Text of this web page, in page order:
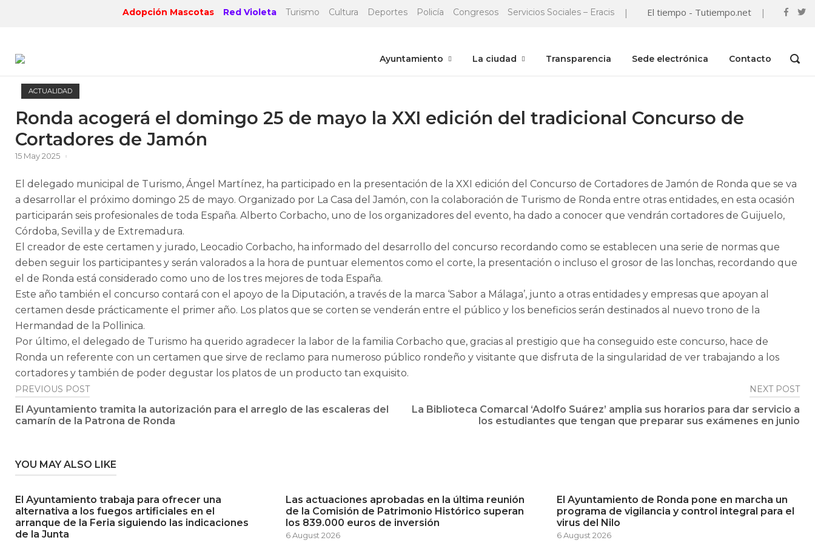
Adopción Mascotas Red Violeta Turismo Cultura Deportes Policía Congresos Servicios Sociales – Eracis | El tiempo - Tutiempo.net |
Ayuntamiento La ciudad Transparencia Sede electrónica Contacto
OPEN
ACTUALIDAD
Ronda acogerá el domingo 25 de mayo la XXI edición del tradicional Concurso de
Cortadores de Jamón
15 May 2025
El delegado municipal de Turismo, Ángel Martínez, ha participado en la presentación de la XXI edición del Concurso de Cortadores de Jamón de Ronda que se va
a desarrollar el próximo domingo 25 de mayo. Organizado por La Casa del Jamón, con la colaboración de Turismo de Ronda entre otras entidades, en esta ocasión
participarán seis profesionales de toda España. Alberto Corbacho, uno de los organizadores del evento, ha dado a conocer que vendrán cortadores de Guijuelo,
Córdoba, Sevilla y de Extremadura.
El creador de este certamen y jurado, Leocadio Corbacho, ha informado del desarrollo del concurso recordando como se establecen una serie de normas que
deben seguir los participantes y serán valorados a la hora de puntuar elementos como el corte, la presentación o incluso el grosor de las lonchas, recordando que
el de Ronda está considerado como uno de los tres mejores de toda España.
Este año también el concurso contará con el apoyo de la Diputación, a través de la marca ‘Sabor a Málaga’, junto a otras entidades y empresas que apoyan al
certamen desde prácticamente el primer año. Los platos que se corten se venderán entre el público y los beneficios serán destinados al nuevo trono de la
Hermandad de la Pollinica.
Por último, el delegado de Turismo ha querido agradecer la labor de la familia Corbacho que, gracias al prestigio que ha conseguido este concurso, hace de
Ronda un referente con un certamen que sirve de reclamo para numeroso público rondeño y visitante que disfruta de la singularidad de ver trabajando a los
cortadores y también de poder degustar los platos de un producto tan exquisito.
Post
navigation
PREVIOUS POST
El Ayuntamiento tramita la autorización para el arreglo de las escaleras del
camarín de la Patrona de Ronda
NEXT POST
La Biblioteca Comarcal ‘Adolfo Suárez’ amplia sus horarios para dar servicio a
los estudiantes que tengan que preparar sus exámenes en junio
YOU MAY ALSO LIKE
El Ayuntamiento trabaja para ofrecer una
alternativa a los fuegos artificiales en el
arranque de la Feria siguiendo las indicaciones
de la Junta
Las actuaciones aprobadas en la última reunión
de la Comisión de Patrimonio Histórico superan
los 839.000 euros de inversión
6 August 2026
El Ayuntamiento de Ronda pone en marcha un
programa de vigilancia y control integral para el
virus del Nilo
6 August 2026